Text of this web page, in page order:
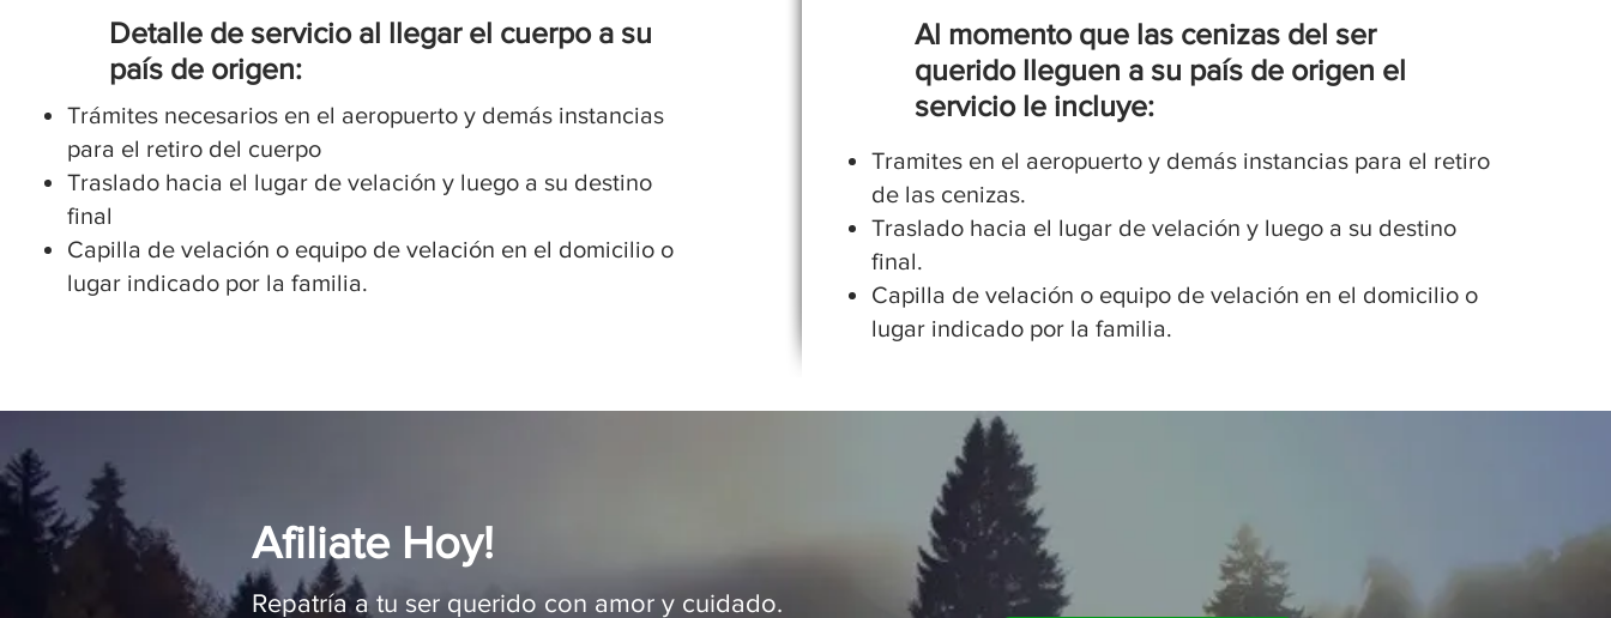
Detalle de servicio al llegar el cuerpo a su
país de origen:
Trámites necesarios en el aeropuerto y demás instancias
para el retiro del cuerpo
Traslado hacia el lugar de velación y luego a su destino
final
Capilla de velación o equipo de velación en el domicilio o
lugar indicado por la familia.
Al momento que las cenizas del ser
querido lleguen a su país de origen el
servicio le incluye:
Tramites en el aeropuerto y demás instancias para el retiro
de las cenizas.
Traslado hacia el lugar de velación y luego a su destino
final.
Capilla de velación o equipo de velación en el domicilio o
lugar indicado por la familia.
Afiliate Hoy!
Repatría a tu ser querido con amor y cuidado.